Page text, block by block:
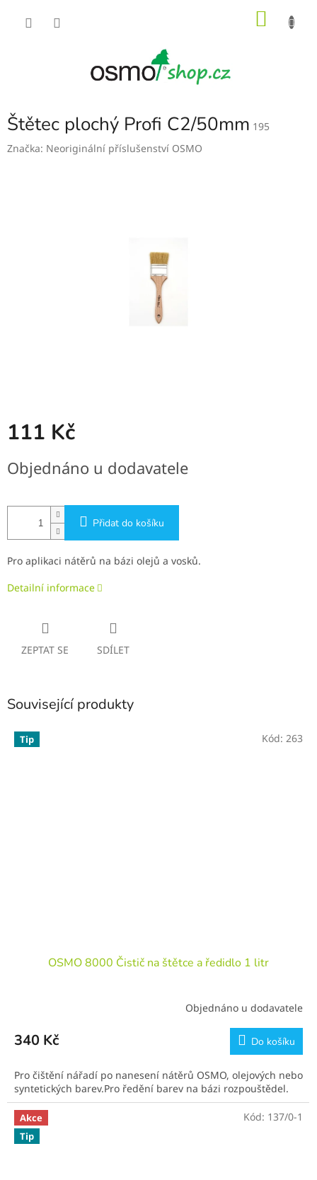
Štětec plochý Profi C2/50mm 195
Značka: Neoriginální příslušenství OSMO
111 Kč
cena:
Objednáno u dodavatele
Přidat do košíku
Pro aplikaci nátěrů na bázi olejů a vosků.
Detailní informace
ZEPTAT SE SDÍLET
Související produkty
Tip
OSMO 8000 Čistič na štětce a ředidlo 1 litr
Objednáno u dodavatele
340 Kč Do košíku
Pro čištění nářadí po nanesení nátěrů OSMO, olejových nebo
syntetických barev.Pro ředění barev na bázi rozpouštědel.
Kód: 263
Akce
Tip
Kód: 137/0-1